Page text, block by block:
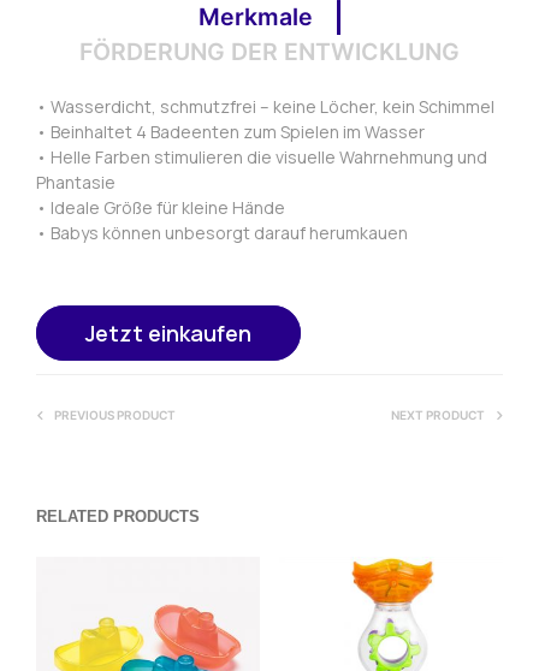
Merkmale
FÖRDERUNG DER ENTWICKLUNG
• Wasserdicht, schmutzfrei – keine Löcher, kein Schimmel
• Beinhaltet 4 Badeenten zum Spielen im Wasser
• Helle Farben stimulieren die visuelle Wahrnehmung und
Phantasie
• Ideale Größe für kleine Hände
• Babys können unbesorgt darauf herumkauen
Jetzt einkaufen
PREVIOUS PRODUCT NEXT PRODUCT
RELATED PRODUCTS